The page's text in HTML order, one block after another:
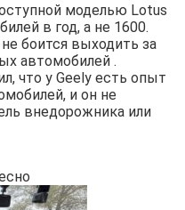
моделью Lotus
в год, а не 1600.
боится выходить за
автомобилей .
что у Geely есть опыт
и он не
внедорожника или